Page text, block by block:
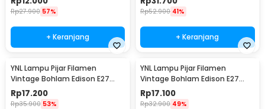
Rp27.900 57%
+ Keranjang
Rp52.900 41%
+ Keranjang
YNL Lampu Pijar Filamen
Vintage Bohlam Edison E27
40W - ST64
Rp17.200
Rp35.900 53%
YNL Lampu Pijar Filamen
Vintage Bohlam Edison E27
60W - ST64
Rp17.100
Rp32.900 49%